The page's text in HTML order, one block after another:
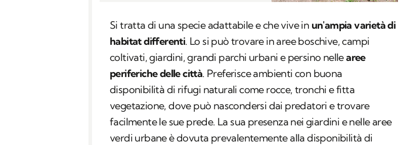
Si tratta di una specie adattabile e che vive in un'ampia varietà di
habitat differenti. Lo si può trovare in aree boschive, campi
coltivati, giardini, grandi parchi urbani e persino nellearee
periferiche delle città. Preferisce ambienti con buona
disponibilità di rifugi naturali come rocce, tronchi e fitta
vegetazione, dove può nascondersi dai predatori e trovare
facilmente le sue prede. La sua presenza nei giardini e nelle aree
verdi urbane è dovuta prevalentemente alla disponibilità di